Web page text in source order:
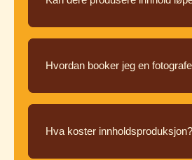
Hvordan booker jeg en
Hva koster innholdsproduksjon?